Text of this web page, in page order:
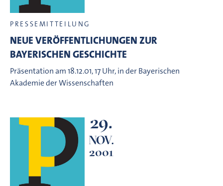
PRESSEMITTEILUNG
NEUE VERÖFFENTLICHUNGEN ZUR
BAYERISCHEN GESCHICHTE
Präsentation am 18.12.01, 17 Uhr, in der Bayerischen
Akademie der Wissenschaften
29.
NOV.
2001